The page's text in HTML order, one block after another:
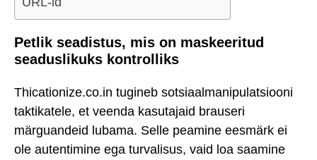
Petlik seadistus, mis on maskeeritud
seaduslikuks kontrolliks
Thicationize.co.in tugineb sotsiaalmanipulatsiooni
taktikatele, et veenda kasutajaid brauseri
märguandeid lubama. Selle peamine eesmärk ei
ole autentimine ega turvalisus, vaid loa saamine